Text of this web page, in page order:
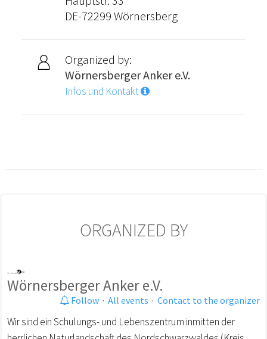
DE-72299 Wörnersberg
Organized by:
Wörnersberger Anker e.V.
Infos und Kontakt
ORGANIZED BY
Wörnersberger Anker e.V.
Follow · All events · Contact to the organizer
Wir sind ein Schulungs- und Lebenszentrum inmitten der